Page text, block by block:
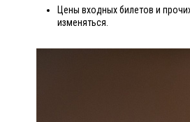
Цены входных билетов и
изменяться.